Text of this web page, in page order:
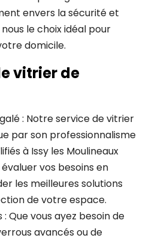
envers la sécurité et
le choix idéal pour
domicile.
vitrier de
: Notre service de vitrier
par son professionnalisme
à Issy les Moulineaux
vos besoins en
les meilleures solutions
de votre espace.
Que vous ayez besoin de
avancés ou de